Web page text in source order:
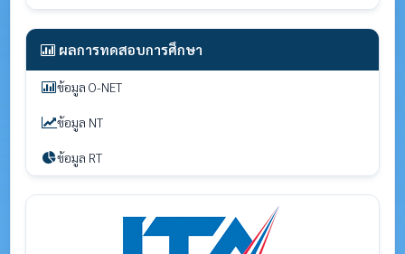
ผลการทดสอบการศึกษา
ข้อมูล O-NET
ข้อมูล NT
ข้อมูล RT